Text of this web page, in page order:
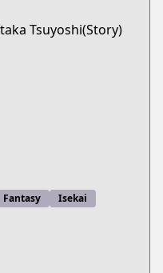
Tsuyoshi(Story)
Fantasy
Isekai